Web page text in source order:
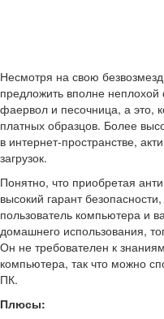
Несмотря на свою
предложить вполне
фаервол и песочница, а это,
платных образцов. Более
в интернет-пространстве,
загрузок.
Понятно, что приобретая
высокий гарант
пользователь компьютера и
домашнего использования,
Он не требователен к
компьютера, так что можно
ПК.
Плюсы: